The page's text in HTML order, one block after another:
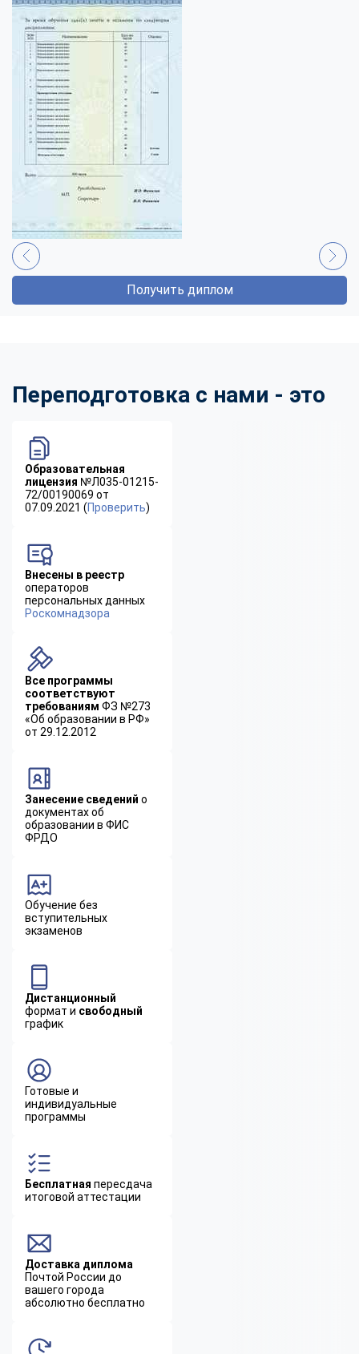
Получить диплом
Переподготовка с нами - это
Образовательная
лицензия №Л035-01215-
72/00190069 от
07.09.2021 (Проверить)
Внесены в реестр
операторов
персональных данных
Роскомнадзора
Все программы
соответствуют
требованиям ФЗ №273
«Об образовании в РФ»
от 29.12.2012
Занесение сведений о
документах об
образовании в ФИС
ФРДО
Обучение без
вступительных
экзаменов
Дистанционный
формат и свободный
график
Готовые и
индивидуальные
программы
Бесплатная пересдача
итоговой аттестации
Доставка диплома
Почтой России до
вашего города
абсолютно бесплатно